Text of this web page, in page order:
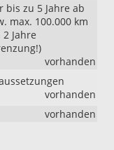
bis zu 5 Jahre ab
max. 100.000 km
Jahre
vorhanden
vorhanden
vorhanden